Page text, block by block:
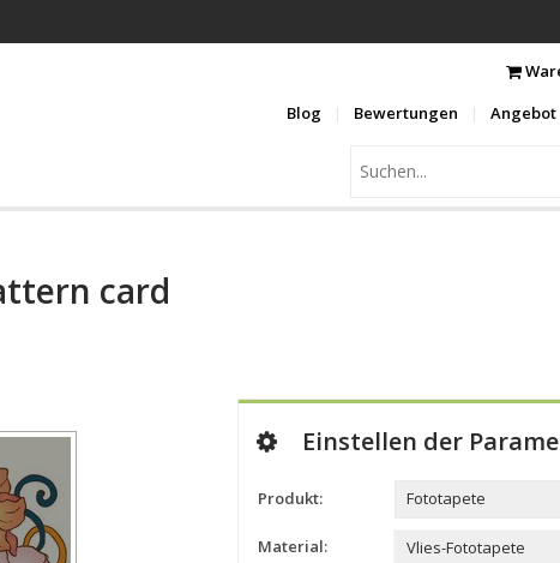
Blog
Bewertungen Angebot
card
Einstellen der
Produkt: Fototapete
Material: Vlies-Fototapete